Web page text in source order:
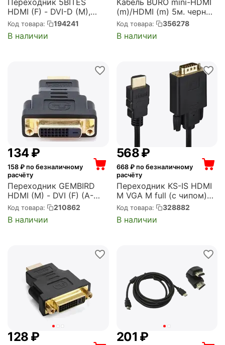
HDMI (F) - DVI-D (M),
0.15м (BC-HDF2DVI)
Код товара: 194241
В наличии
(m)/HDMI (m) 5м. черный
(BHP-MINHDMI-5)
Код товара: 356278
В наличии
‍134‍₽
158 ₽ по безналичному
расчёту
Переходник GEMBIRD
HDMI (M) - DVI (F) (A-
HDMI-DVI-3)
Код товара: 210862
В наличии
‍568‍₽
668₽ по безналичному
расчёту
Переходник KS-IS HDMI
M VGA M full (с чипом)
черно-черный 1.8м (KS-
441)
Код товара: 328882
В наличии
‍128‍ ₽ ‍201‍ ₽